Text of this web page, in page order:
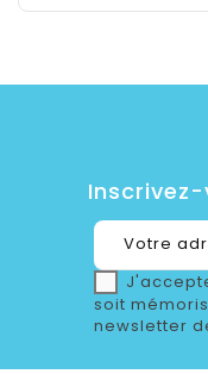
soit
newsletter